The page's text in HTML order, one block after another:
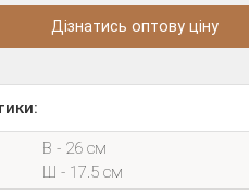
Дізнатись оптову ціну
В - 26 см
Ш - 17.5 см